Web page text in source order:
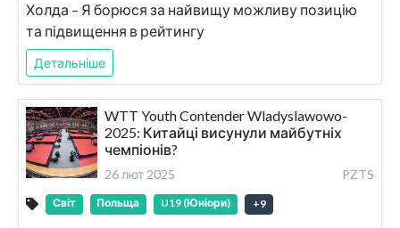
Холда – Я борюся за найвищу можливу позицію
та підвищення в рейтингу
Детальніше
WTT Youth Contender Wladyslawowo-
2025: Китайці висунули майбутніх
чемпіонів?
26 лют 2025 PZTS
Світ Польща U19 (Юніори) +9